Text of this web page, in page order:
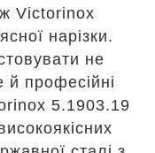
Victorinox
нарізки.
не
професійні
5.1903.19